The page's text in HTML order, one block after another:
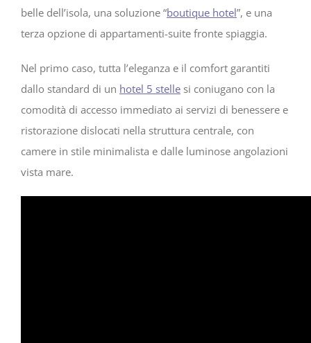
belle dell’isola, una soluzione “boutique hotel”, e una
terza opzione di appartamenti-suite fronte spiaggia.
Nel primo caso, tutta l’eleganza e il comfort garantiti
dallo standard di un hotel 5 stelle si coniugano con la
comodità di accesso immediato ai servizi di benessere e
ristorazione dislocati nella struttura centrale, con
camere in stile minimalista e dalle luminose angolazioni
vista mare.